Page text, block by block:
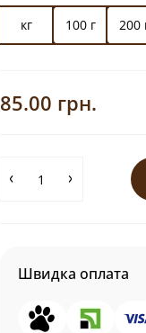
кг
100 г 200
85.00 грн.
Швидка оплата